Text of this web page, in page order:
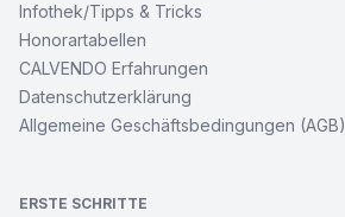
Infothek/Tipps & Tricks
Honorartabellen
CALVENDO Erfahrungen
Datenschutzerklärung
Allgemeine Geschäftsbedingungen (AGB)
ERSTE SCHRITTE